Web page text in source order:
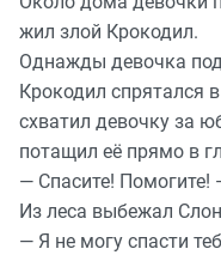
жил злой Крокодил.
Однажды девочка
Крокодил спрятался
схватил девочку за
потащил её прямо в
— Спасите! Помогите!
Из леса выбежал
— Я не могу спасти